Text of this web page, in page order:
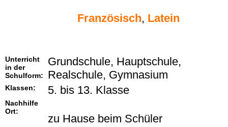
Französisch, Latein
Unterricht
in der
Schulform:
Grundschule, Hauptschule,
Realschule, Gymnasium
Klassen: 5. bis 13. Klasse
Nachhilfe
Ort:
zu Hause beim Schüler